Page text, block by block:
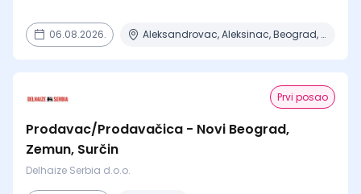
06.08.2026. Aleksandrovac, Aleksinac, Beograd, Bor, Bujanovac + 30 mesta
Prvi posao
Prodavac/Prodavačica - Novi Beograd,
Zemun, Surčin
Delhaize Serbia d.o.o.